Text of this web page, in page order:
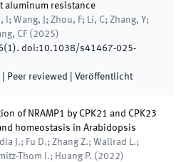
aluminum resistance
Wang, J; Zhou, F; Li, C; Zhang, Y;
CF ( 2025)
(1). doi:10.1038/s41467-025-
| Peer reviewed Veröffentlicht
of NRAMP1 by CPK21 and CPK23
homeostasis in Arabidopsis
J.; Fu D.; Zhang Z.; Wallrad L.;
Thom I.; Huang P. ( 2022)